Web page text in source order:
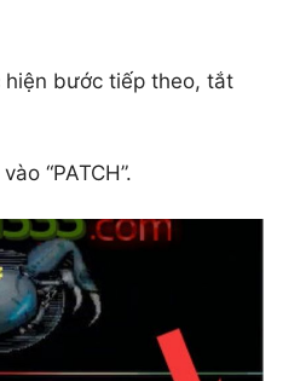
bước tiếp theo, tắt
“PATCH”.